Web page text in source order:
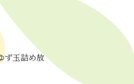
ず玉詰め放